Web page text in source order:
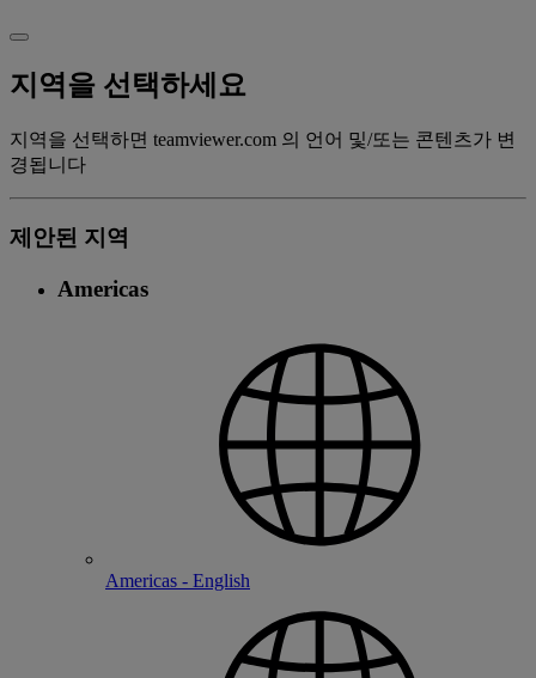
지역을 선택하세요
지역을 선택하면 teamviewer.com 의 언어 및/또는 콘텐츠가 변
경됩니다
제안된 지역
Americas
Americas - English